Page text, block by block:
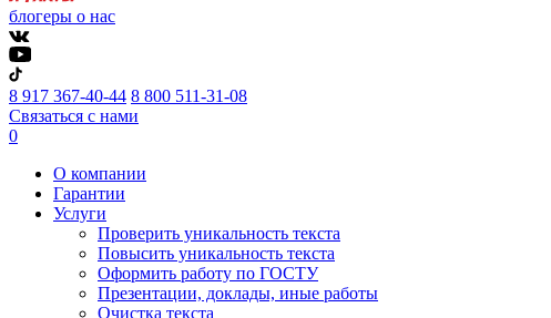
блогеры о нас
8 917 367-40-44 8 800 511-31-08
Связаться с нами
0
О компании
Гарантии
Услуги
Проверить уникальность текста
Повысить уникальность текста
Оформить работу по ГОСТУ
Презентации, доклады, иные работы
Очистка текста